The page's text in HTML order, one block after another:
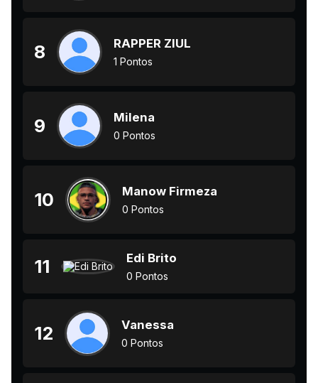
8 RAPPER ZIUL
1 Pontos
9 Milena
0 Pontos
10 Manow Firmeza
0 Pontos
11 Edi Brito
0 Pontos
12 Vanessa
0 Pontos